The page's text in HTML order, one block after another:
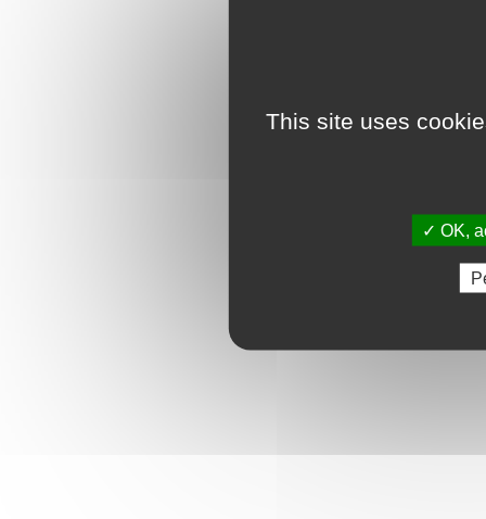
This site uses
✓ OK,